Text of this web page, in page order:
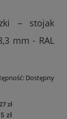
– stojak
mm - RAL
Dostępny
zł
zł